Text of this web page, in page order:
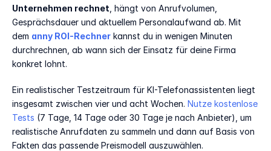
Unternehmen rechnet , hängt von Anrufvolumen,
Gesprächsdauer und aktuellem Personalaufwand ab. Mit
dem anny ROI-Rechner kannst du in wenigen Minuten
durchrechnen, ab wann sich der Einsatz für deine Firma
konkret lohnt.
Ein realistischer Testzeitraum für KI-Telefonassistenten liegt
insgesamt zwischen vier und acht Wochen. Nutze kostenlose
Tests (7 Tage, 14 Tage oder 30 Tage je nach Anbieter), um
realistische Anrufdaten zu sammeln und dann auf Basis von
Fakten das passende Preismodell auszuwählen.